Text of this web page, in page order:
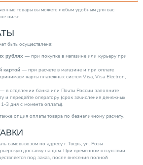
Расширительный бак
товары вы можете любым удобным для вас
ниже.
быть осуществлена:
рублях — при покупке в магазине или курьеру при
картой — при расчете в магазине и при оплате
карты платежных систем Visa, Visa Electron,
— в отделении банка или Почты России заполните
и передайте оператору (срок зачисления денежных
1-3 дня с момента оплаты).
опция оплаты товара по безналичному расчету.
самовывозом по адресу г. Тверь, ул. Розы
доставку на дом. При временном отсутствии
под заказ, после внесения полной